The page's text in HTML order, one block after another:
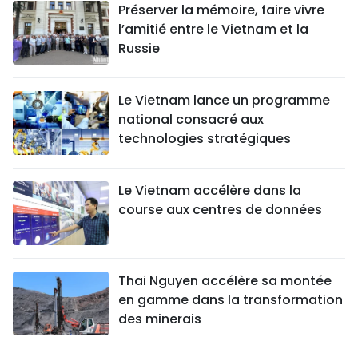
Préserver la mémoire, faire vivre
l’amitié entre le Vietnam et la
Russie
Le Vietnam lance un programme
national consacré aux
technologies stratégiques
Le Vietnam accélère dans la
course aux centres de données
Thai Nguyen accélère sa montée
en gamme dans la transformation
des minerais